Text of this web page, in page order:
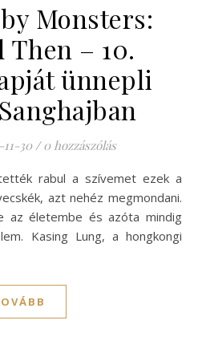
Monsters:
Then – 10.
ünnepli
11-30 / 0 hozzászólás
azt nehéz megmondani.
az életembe és azóta mindig
Kasing Lung, a hongkongi